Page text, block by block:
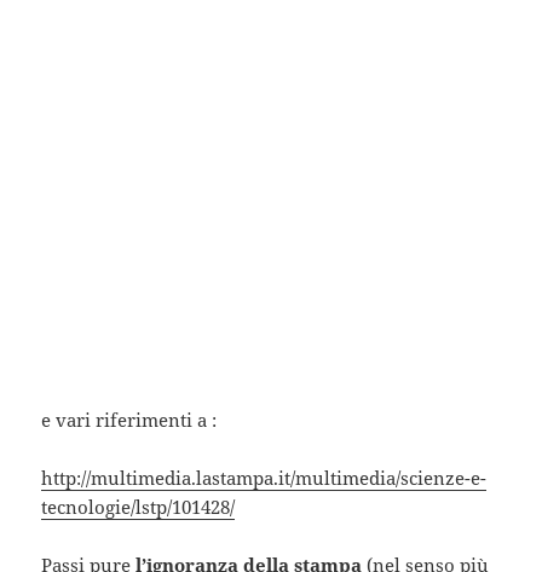
e vari riferimenti a :
http://multimedia.lastampa.it/multimedia/scienze-e-
tecnologie/lstp/101428/
Passi purel’ignoranza della stampa (nel senso più